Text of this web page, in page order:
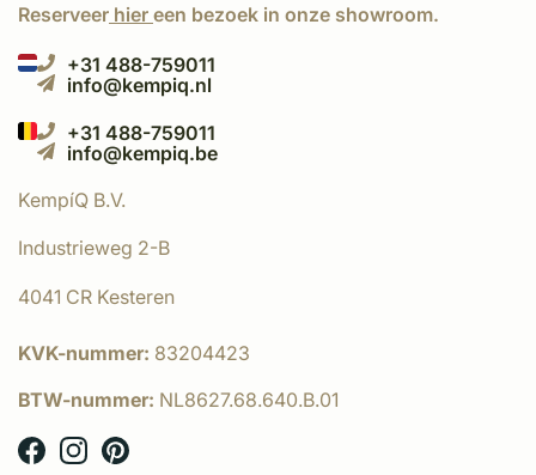
Reserveer hier een bezoek in onze showroom.
+31 488-759011
info@kempiq.nl
+31 488-759011
info@kempiq.be
KempíQ B.V.
Industrieweg 2-B
4041 CR Kesteren
KVK-nummer: 83204423
BTW-nummer: NL8627.68.640.B.01